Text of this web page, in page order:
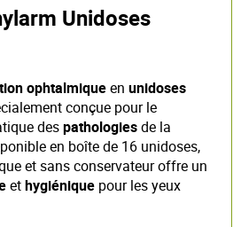
Unidoses
ophtalmiqueen unidoses
conçue pour le
despathologiesde la
en boîte de 16 unidoses,
et sans conservateur offre un
ethygiénique pour les yeux